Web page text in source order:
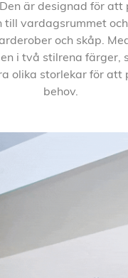
är designad för att
till vardagsrummet
och skåp.
i två stilrena färger,
olika storlekar för att
behov.